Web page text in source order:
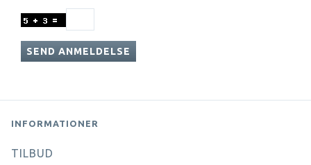
SEND ANMELDELSE
INFORMATIONER
TILBUD